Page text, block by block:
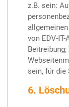
z.B. sein:
von EDV-
sein, für die
6.